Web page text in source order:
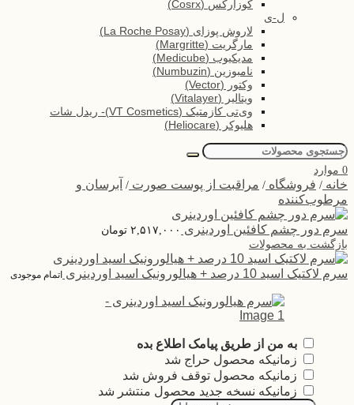
کوزارکس (Cosrx)
ل-ی
لاروش پوزای (La Roche Posay)
مارگریت (Margritte)
مدیکیوب (Medicube)
نامبوزین (Numbuzin)
وکتور (Vector)
ویتالیر (Vitalayer)
وی‌تی کازمتیک (VT Cosmetics)- ریدل شات
هلیوکر (Heliocare)
0 موارد
خانه / فروشگاه / مراقبت از پوست صورت / آبرسان و
مرطوب‌کننده
سرم دور چشم کافئین اوردینری ۲,۵۱۷,۰۰۰ تومان
بازگشت به محصولات
سرم لاکتیک اسید 10 درصد + هیالورونیک اسید اوردینری اتمام موجودی
به من از طریق پیامک اطلاع بده
زمانیکه محصول حراج شد
زمانیکه محصول توقف فروش شد
زمانیکه نسخه جدید محصول منتشر شد